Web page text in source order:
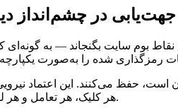
جهت‌یابی در چشم‌انداز
بوم سایت بگنجاند — به گونه‌ای
است، حفظ می‌کنند. این اعتماد
هر کلیک، هر تعامل و هر لحظه رشد است.